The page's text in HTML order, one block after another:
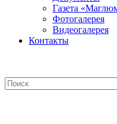
Газета
Фотогалерея
Видеогалерея
Контакты